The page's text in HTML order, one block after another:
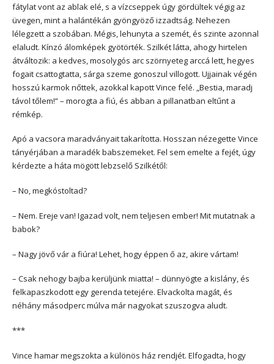
fátylat vont az ablak elé, s a vízcseppek úgy gördültek végig az
üvegen, mint a halántékán gyöngyöző izzadtság. Nehezen
lélegzett a szobában. Mégis, lehunyta a szemét, és szinte azonnal
elaludt. Kínzó álomképek gyötörték. Szilkét látta, ahogy hirtelen
átváltozik: a kedves, mosolygós arc szörnyeteg arccá lett, hegyes
fogait csattogtatta, sárga szeme gonoszul villogott. Ujjainak végén
hosszú karmok nőttek, azokkal kapott Vince felé. „Bestia, maradj
távol tőlem!” – morogta a fiú, és abban a pillanatban eltűnt a
rémkép.
Apó a vacsora maradványait takarította. Hosszan nézegette Vince
tányérjában a maradék babszemeket. Fel sem emelte a fejét, úgy
kérdezte a háta mögött lebzselő Szilkétől:
– No, megkóstoltad?
– Nem. Ereje van! Igazad volt, nem teljesen ember! Mit mutatnak a
babok?
– Nagy jövő vár a fiúra! Lehet, hogy éppen ő az, akire vártam!
– Csak nehogy bajba kerüljünk miatta! – dünnyögte a kislány, és
felkapaszkodott egy gerenda tetejére. Elvackolta magát, és
néhány másodperc múlva már nagyokat szuszogva aludt.
***
Vince hamar megszokta a különös ház rendjét. Elfogadta, hogy